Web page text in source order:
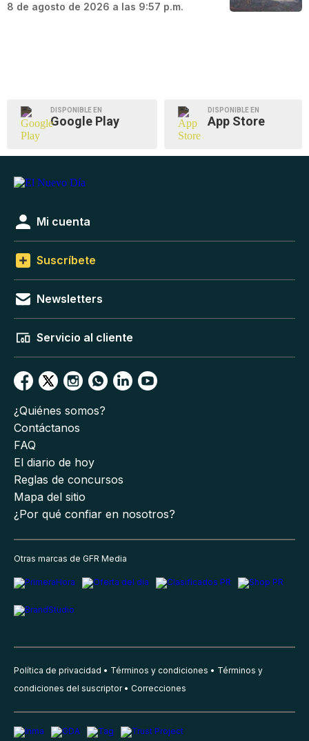
8 de agosto de 2026 a las 9:57 p.m.
DISPONIBLE EN
Google Play
DISPONIBLE EN
App Store
Mi cuenta
Suscríbete
Newsletters
Servicio al cliente
¿Quiénes somos?
Contáctanos
FAQ
El diario de hoy
Reglas de concursos
Mapa del sitio
¿Por qué confiar en nosotros?
Otras marcas de GFR Media
Política de privacidad Términos y condiciones
Términos y
condiciones del suscriptor
Correcciones